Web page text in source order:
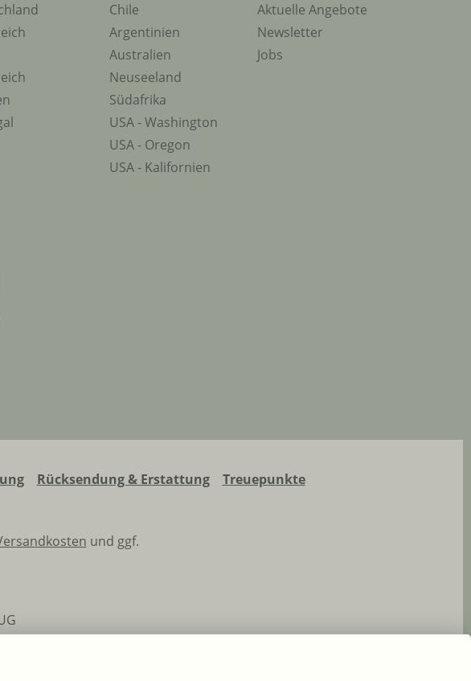
Chile
Argentinien
Australien
Neuseeland
Südafrika
USA - Washington
USA - Oregon
USA - Kalifornien
Aktuelle Angebote
Newsletter
Jobs
Rücksendung & Erstattung Treuepunkte
und ggf.